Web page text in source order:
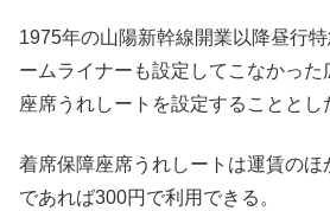
1975年の山陽新幹線開業以降昼行
ームライナーも設定してこなかっ
座席うれしートを設定することとし
着席保障座席うれしートは運賃のほ
であれば300円で利用できる。